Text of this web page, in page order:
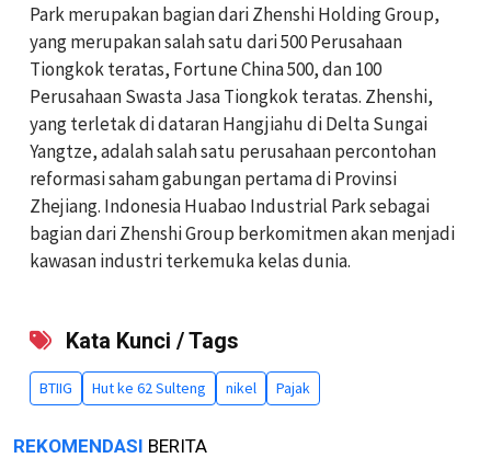
Park merupakan bagian dari Zhenshi Holding Group,
yang merupakan salah satu dari 500 Perusahaan
Tiongkok teratas, Fortune China 500, dan 100
Perusahaan Swasta Jasa Tiongkok teratas. Zhenshi,
yang terletak di dataran Hangjiahu di Delta Sungai
Yangtze, adalah salah satu perusahaan percontohan
reformasi saham gabungan pertama di Provinsi
Zhejiang. Indonesia Huabao Industrial Park sebagai
bagian dari Zhenshi Group berkomitmen akan menjadi
kawasan industri terkemuka kelas dunia.
Kata Kunci / Tags
BTIIG Hut ke 62 Sulteng nikel Pajak
REKOMENDASI BERITA